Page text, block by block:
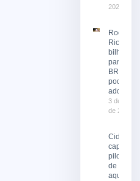
2026
Rock in
Rio 2026:
bilhetes
para o
BRT já
podem
3 de
de 2026
Cidade
capacita
pilotos
de moto
aquática